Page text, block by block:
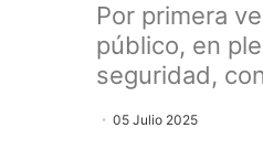
Por primera
público, en
seguridad,
05 Julio 2025